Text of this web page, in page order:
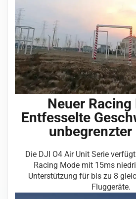
Neuer Racing
Entfesselte
unbegrenzter
Die DJI O4 Air Unit Serie
Racing Mode mit 15ms
Unterstützung für bis zu 8
Fluggeräte.